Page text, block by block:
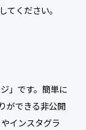
てください。
」です。簡単に
ができる非公開
インスタグラ